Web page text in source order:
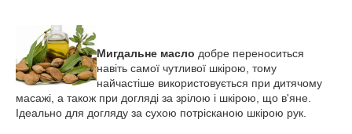
Мигдальне масло добре переноситься
навіть самої чутливої шкірою, тому
найчастіше використовується при дитячому
масажі, а також при догляді за зрілою і шкірою, що в'яне.
Ідеально для догляду за сухою потрісканою шкірою рук.